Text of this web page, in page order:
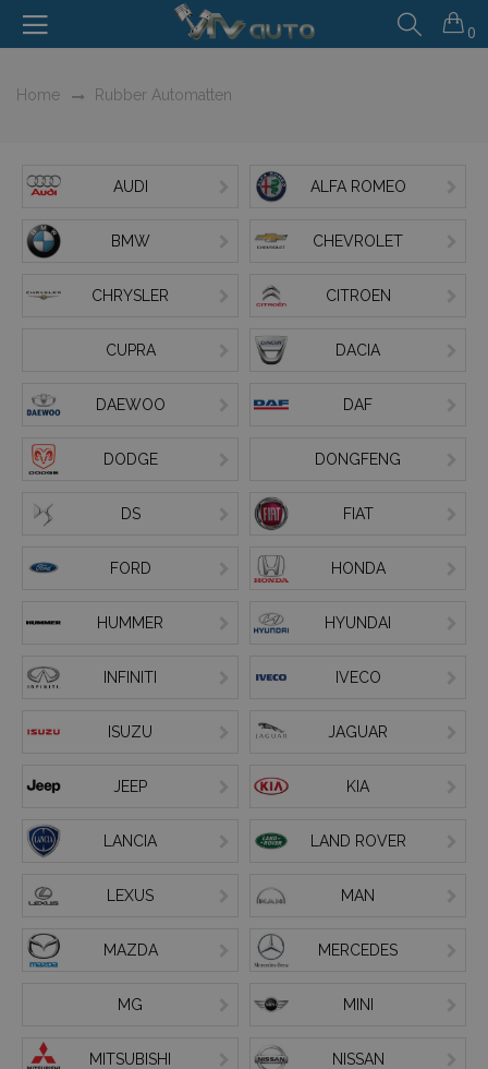
0
Home Rubber Automatten
AUDI ALFA ROMEO
BMW CHEVROLET
CHRYSLER CITROEN
CUPRA DACIA
DAEWOO DAF
DODGE DONGFENG
DS FIAT
FORD HONDA
HUMMER HYUNDAI
INFINITI IVECO
ISUZU JAGUAR
JEEP KIA
LANCIA LAND ROVER
LEXUS MAN
MAZDA MERCEDES
MG MINI
MITSUBISHI NISSAN